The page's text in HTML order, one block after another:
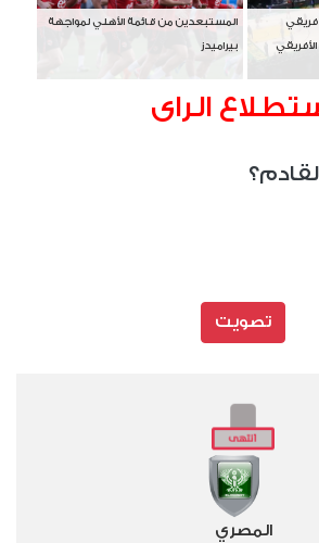
المستبعدين من قائمة الأهلي لمواجهة
بيراميدز
الراى
تصويت
المصري